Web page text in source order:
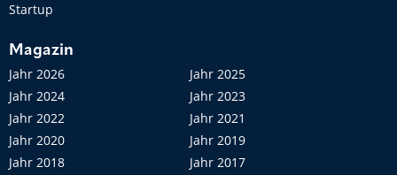
Startup
Magazin
Jahr 2026
Jahr 2025
Jahr 2024
Jahr 2023
Jahr 2022
Jahr 2021
Jahr 2020
Jahr 2019
Jahr 2018
Jahr 2017